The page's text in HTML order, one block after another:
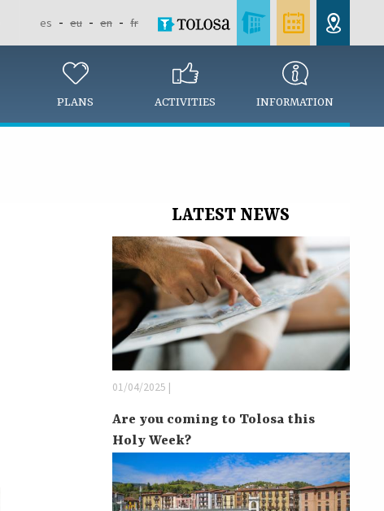
es eu en fr
PLANS ACTIVITIES INFORMATION
LATEST NEWS
01/04/2025 |
Are you coming to Tolosa this
Holy Week?